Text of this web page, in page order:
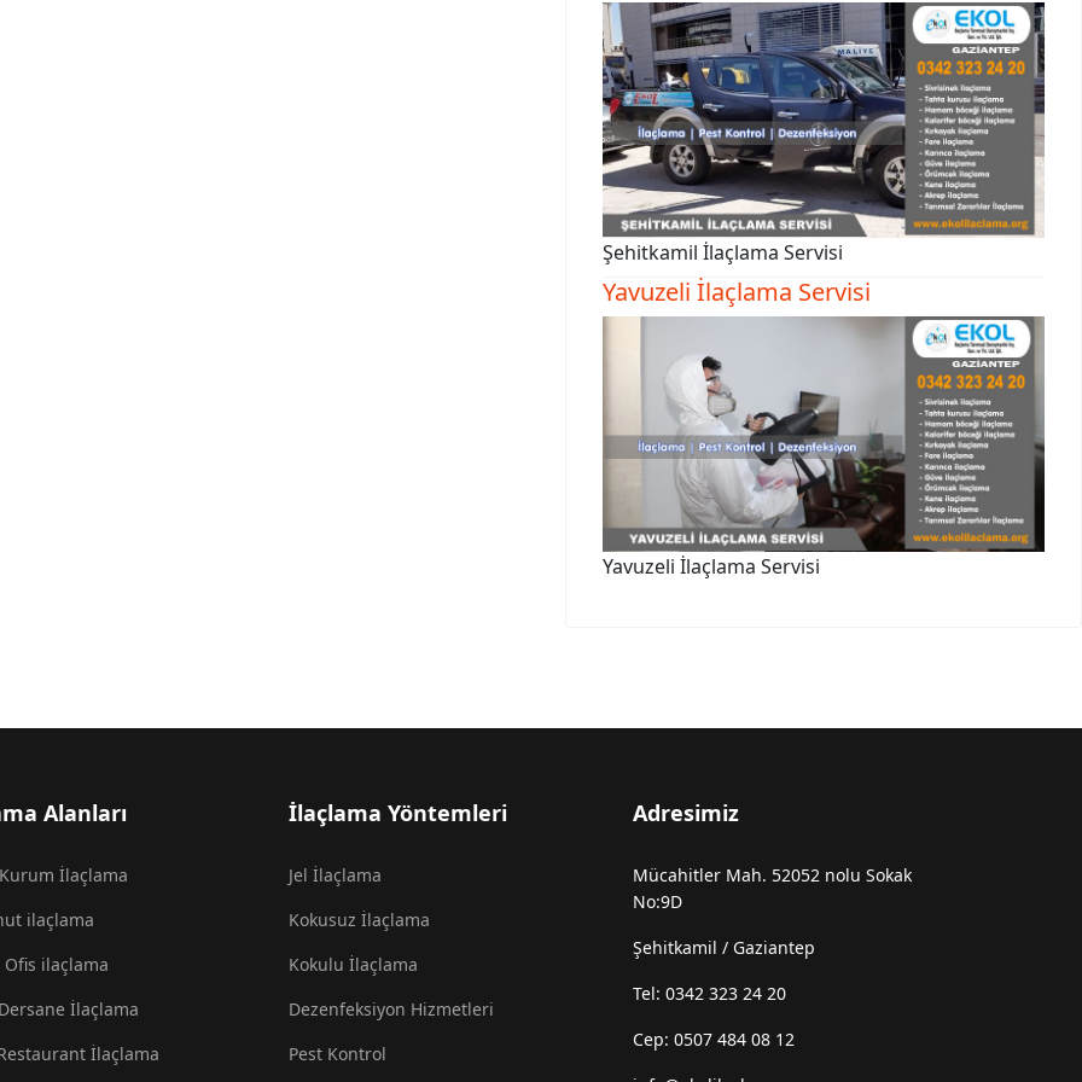
Şehitkamil İlaçlama Servisi
Yavuzeli İlaçlama Servisi
Yavuzeli İlaçlama Servisi
Alanları
İlaçlama
ilaçlama
ilaçlama
İlaçlama
İlaçlama
İlaçlama Yöntemleri
Jel İlaçlama
Kokusuz İlaçlama
Kokulu İlaçlama
Dezenfeksiyon Hizmetleri
Pest Kontrol
Adresimiz
Mücahitler Mah. 52052 nolu Sokak
No:9D
Şehitkamil / Gaziantep
Tel: 0342 323 24 20
Cep: 0507 484 08 12